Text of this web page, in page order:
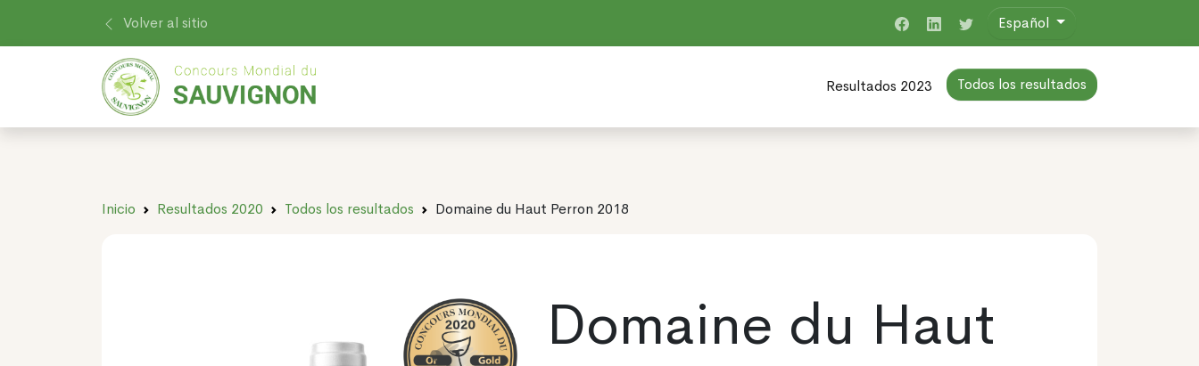
Volver al sitio Español
Resultados 2023 Todos los resultados
Inicio Resultados 2020 Todos los resultados Domaine du Haut Perron 2018
Domaine du Haut